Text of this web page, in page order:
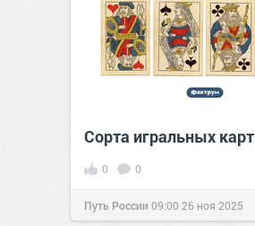
Сорта игральных карт
0 0
Путь России 09:00 26 ноя 2025